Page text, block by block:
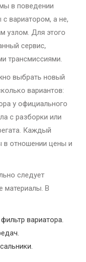
в поведении
вариатором, а не,
узлом. Для этого
сервис,
трансмиссиями.
выбрать новый
вариантов:
у официального
с разборки или
Каждый
в отношении цены и
следует
материалы. В
вариатора.